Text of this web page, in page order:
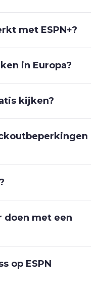
met ESPN+?
in Europa?
kijken?
doen met een
op ESPN